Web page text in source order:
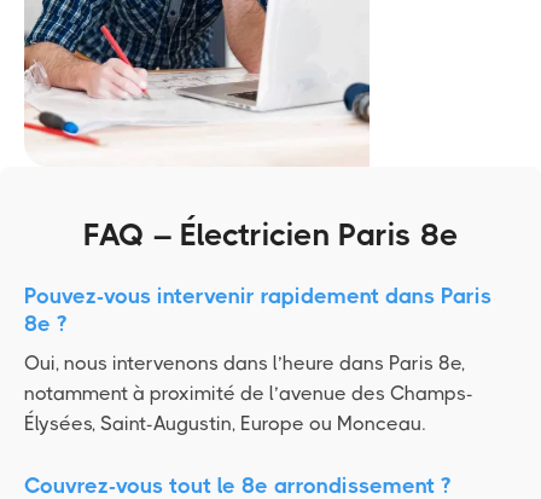
FAQ – Électricien Paris 8e
Pouvez-vous intervenir rapidement dans Paris
8e ?
Oui, nous intervenons dans l’heure dans Paris 8e,
notamment à proximité de l’avenue des Champs-
Élysées, Saint-Augustin, Europe ou Monceau.
Couvrez-vous tout le 8e arrondissement ?